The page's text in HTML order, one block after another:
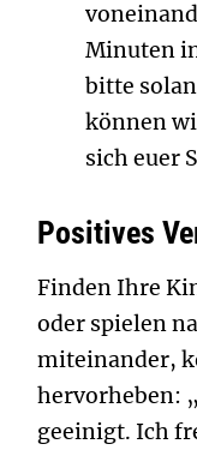
Minuten
bitte
können
sich euer
Positives
Finden Ihre
oder spielen
miteinander,
hervorheben:
geeinigt. Ich